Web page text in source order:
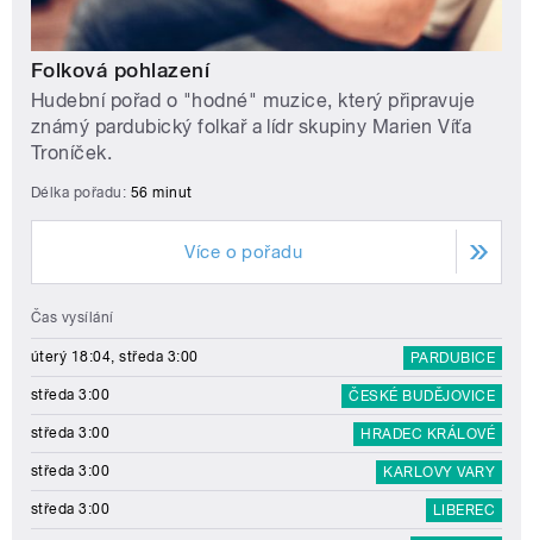
Folková pohlazení
Hudební pořad o "hodné" muzice, který připravuje
známý pardubický folkař a lídr skupiny Marien Víťa
Troníček.
Délka pořadu: 56 minut
Více o pořadu
Čas vysílání
úterý 18:04, středa 3:00 PARDUBICE
středa 3:00 ČESKÉ BUDĚJOVICE
středa 3:00 HRADEC KRÁLOVÉ
středa 3:00 KARLOVY VARY
středa 3:00 LIBEREC